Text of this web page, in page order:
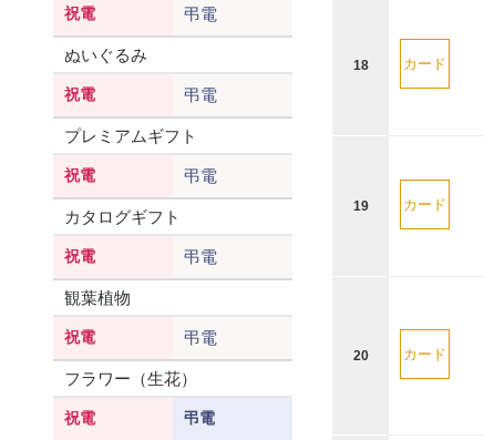
祝電 弔電
ぬいぐるみ
祝電 弔電
プレミアムギフト
祝電 弔電
カタログギフト
祝電 弔電
観葉植物
祝電 弔電
フラワー（生花）
祝電 弔電
18 カード
19 カード
20 カード